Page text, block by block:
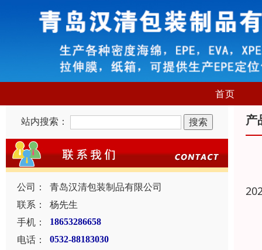
首页
站内搜索：
公司：
青岛汉清包装制品有限公司
联系：
杨先生
手机：
18653286658
电话： 0532-88183030
产